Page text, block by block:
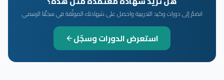
انضمّ إلى دورات وكيد التدريبية واحصل على شهادتك الموثّقة في سجلّنا الرسمي
استعرض الدورات وسجّل